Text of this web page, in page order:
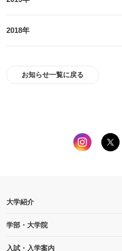
2018年
お知らせ一覧に戻る
大学紹介
学部・大学院
入試・入学案内